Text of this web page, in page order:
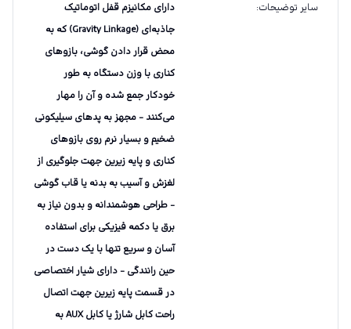
سایر توضیحات:
دارای مکانیزم قفل اتوماتیک
جاذبه‌ای (Gravity Linkage) که به
محض قرار دادن گوشی، بازوهای
کناری با وزن دستگاه به طور
خودکار جمع شده و آن را مهار
می‌کنند - مجهز به پدهای سیلیکونی
ضخیم و بسیار نرم روی بازوهای
کناری و پایه زیرین جهت جلوگیری از
لغزش و آسیب به بدنه یا قاب گوشی
- طراحی هوشمندانه و بدون نیاز به
برق یا دکمه فیزیکی برای استفاده
آسان و سریع تنها با یک دست در
حین رانندگی - دارای شیار اختصاصی
در قسمت پایه زیرین جهت اتصال
راحت کابل شارژ یا کابل AUX به